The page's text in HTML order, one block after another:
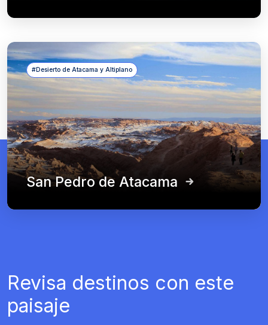
#Desierto de Atacama y Altiplano
San Pedro de Atacama
Revisa destinos con este
paisaje